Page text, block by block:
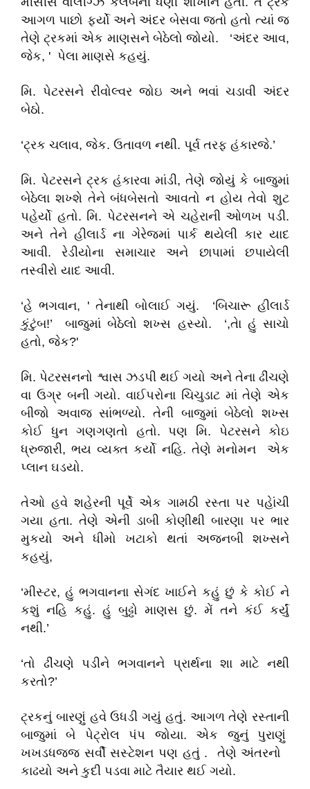
આગળ પાછો ફર્યો અને અંદર બેસવા જતો હતો ત્યાં જ
તેણે ટ્રકમાં એક માણસને બેઠેલો જોયો. ‘અંદર આવ,
જેક, ' પેલા માણસે કહયું.
મિ. પેટરસને રીવોલ્વર જોઇ અને ભવાં ચડાવી અંદર
બેઠો.
‘ટ્રક ચલાવ, જેક. ઉતાવળ નથી. પૂર્વ તરફ હંકારજે.’
મિ. પેટરસને ટ્રક હંકારવા માંડી, તેણે જોયું કે બાજુમાં
બેઠેલા શખ્શે તેને બંધબેસતો આવતો ન હોય તેવો શુટ
પહેર્યો હતો. મિ. પેટરસનને એ ચહેરાની ઓળખ પડી.
અને તેને હીલાર્ડ ના ગેરેજમાં પાર્ક થયેલી કાર યાદ
આવી. રેડીયોના સમાચાર અને છાપામાં છપાયેલી
તસ્વીરો યાદ આવી.
‘હે ભગવાન, ' તેનાથી બોલાઈ ગયું. ‘બિચારૂ હીલાર્ડ
કુંટુંબ!’ બાજુમાં બેઠેલો શખ્સ હસ્યો. ‘,તેા હું સાચો
હતો, જેક?'
મિ. પેટરસનનો શ્વાસ ઝડપી થઈ ગયો અને તેના ઢીંચણે
વા ઉગ્ર બની ગયો. વાઈપરોના ચિચુડાટ માં તેણે એક
બીજો અવાજ સાંભળ્યો. તેની બાજુમાં બેઠેલો શખ્સ
કોઈ ધુન ગણગણતો હતો. પણ મિ. પેટરસને કોઇ
ધ્રુજારી, ભય વ્યક્ત કર્યો નહિ. તેણે મનોમન એક
પ્લાન ઘડયો.
તેઓ હવે શહેરની પૂર્વે એક ગામઠી રસ્તા પર પહેાંચી
ગયા હતા. તેણે એની ડાબી કોણીથી બારણા પર ભાર
મુકયો અને ધીમો ખટાકો થતાં અજનબી શખ્સને
કહયું,
‘મીસ્ટર, હું ભગવાનના સેગંદ ખાઈને કહું છું કે કોઈ ને
કશું નહિ કહું. હું બુઢ્ઢો માણસ છું. મેં તને કંઈ કર્યું
નથી.’
‘તો ઢીંચણે પડીને ભગવાનને પ્રાર્થના શા માટે નથી
કરતો?’
ટ્રકનું બારણું હવે ઉધડી ગયું હતું. આગળ તેણે રસ્તાની
બાજુમાં બે પેટ્રોલ પંપ જોયા. એક જુનું પુરાણું
ખખડધજ્જ સર્વી સસ્ટેશન પણ હતું . તેણે અંતરનો
કાઢયો અને કુદી પડવા માટે તૈયાર થઈ ગયો.